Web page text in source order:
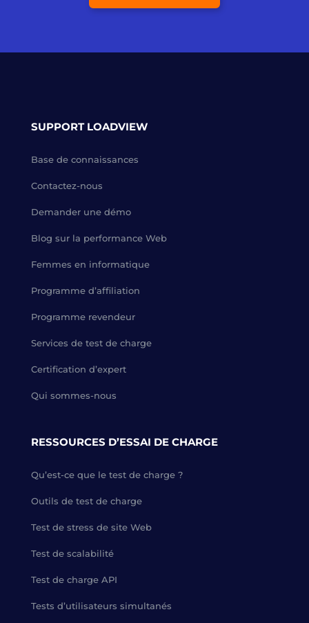
SUPPORT LOADVIEW
Base de connaissances
Contactez-nous
Demander une démo
Blog sur la performance Web
Femmes en informatique
Programme d’affiliation
Programme revendeur
Services de test de charge
Certification d’expert
Qui sommes-nous
RESSOURCES D’ESSAI DE CHARGE
Qu’est-ce que le test de charge ?
Outils de test de charge
Test de stress de site Web
Test de scalabilité
Test de charge API
Tests d’utilisateurs simultanés